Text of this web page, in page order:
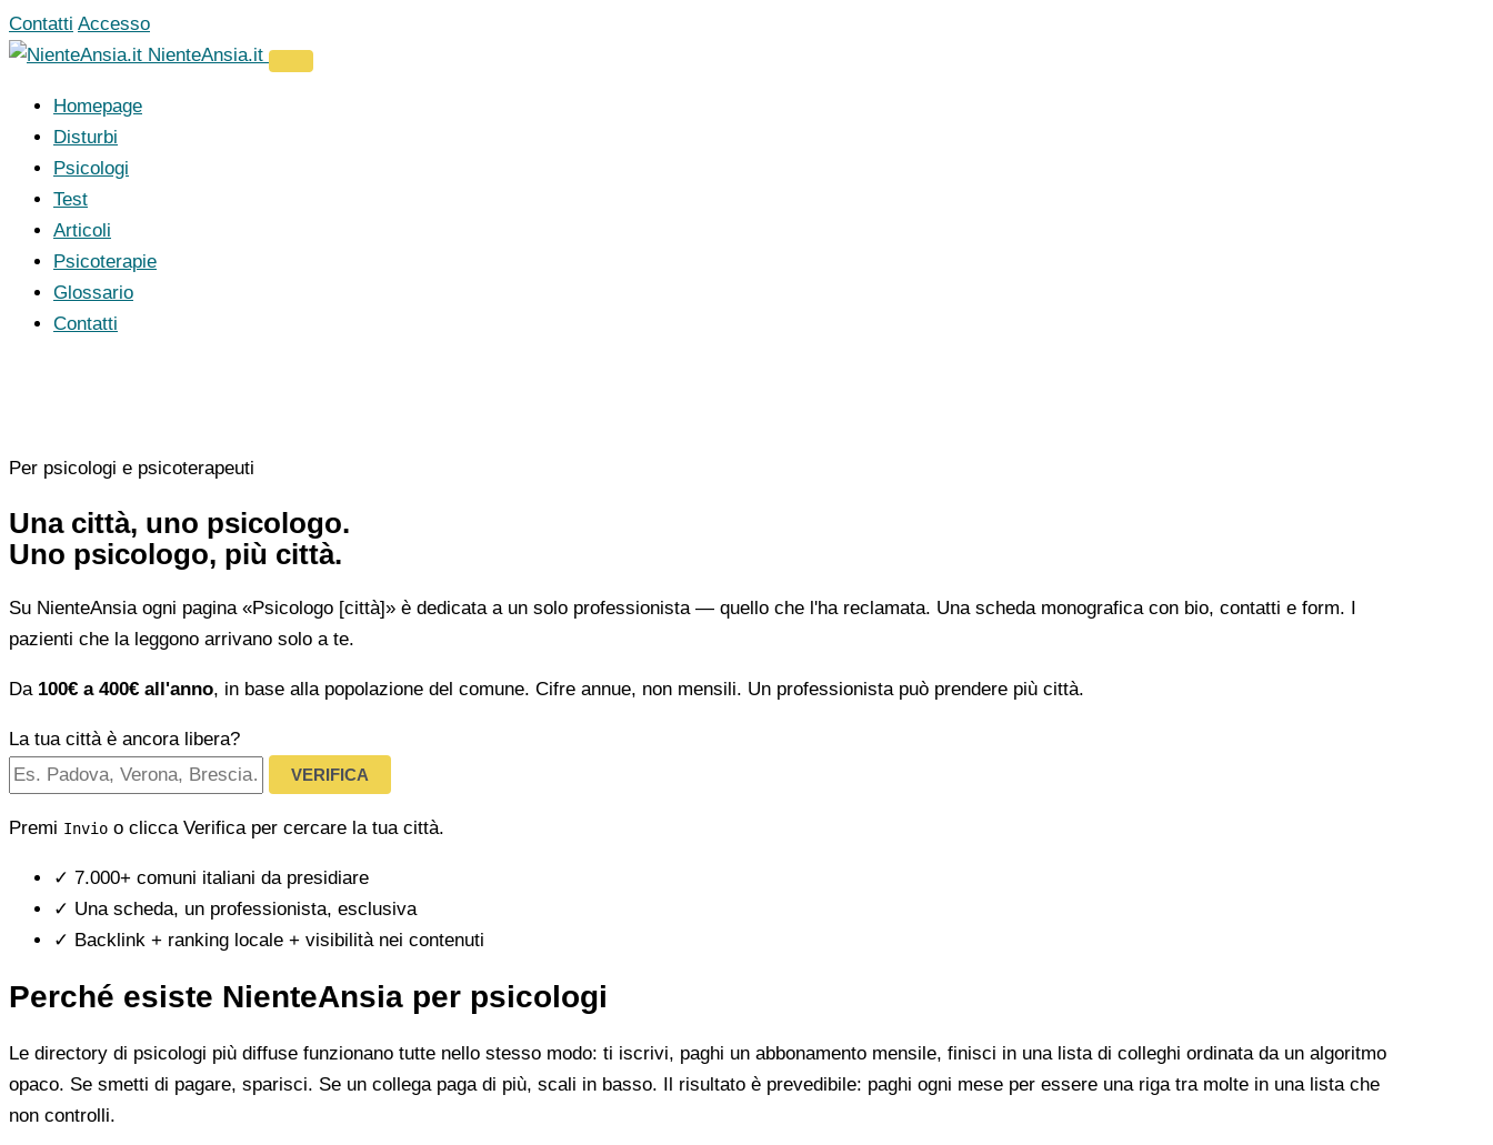
Vai
al
Contatti Accesso
NienteAnsia.it
Homepage
Disturbi
Psicologi
Test
Articoli
Psicoterapie
Glossario
Contatti
Per psicologi e psicoterapeuti
Una città, uno psicologo.
Uno psicologo, più città.
Su NienteAnsia ogni pagina «Psicologo [città]» è dedicata a un solo professionista — quello che l'ha reclamata. Una scheda monografica con bio, contatti e form. I
pazienti che la leggono arrivano solo a te.
Da 100€ a 400€ all'anno, in base alla popolazione del comune. Cifre annue, non mensili. Un professionista può prendere più città.
La tua città è ancora libera?
VERIFICA
Premi Invio o clicca Verifica per cercare la tua città.
✓ 7.000+ comuni italiani da presidiare
✓ Una scheda, un professionista, esclusiva
✓ Backlink + ranking locale + visibilità nei contenuti
Perché esiste NienteAnsia per psicologi
Le directory di psicologi più diffuse funzionano tutte nello stesso modo: ti iscrivi, paghi un abbonamento mensile, finisci in una lista di colleghi ordinata da un algoritmo
opaco. Se smetti di pagare, sparisci. Se un collega paga di più, scali in basso. Il risultato è prevedibile: paghi ogni mese per essere una riga tra molte in una lista che
non controlli.